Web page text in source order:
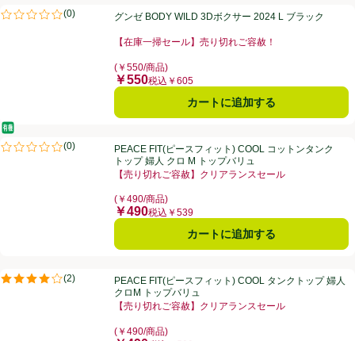
グンゼ BODY WILD 3Dボクサー 2024 L ブラック
(0)
評価は0件のレビューで5点中0.0点。グンゼ BODY WILD 3Dボクサー 2024 L ブラック
【在庫一掃セール】売り切れご容赦！
(￥550/商品)
価格
￥550税込￥605
カートに追加する
PEACE FIT(ピースフィット) COOL コットンタンクトップ 婦人 クロ
オーガニック/有機
(0)
評価は0件のレビューで5点中0.0点。PEACE FIT(ピースフィット) COOL コットンタンク
トップ 婦人 クロ M トップバリュ
【売り切れご容赦】クリアランスセール
(￥490/商品)
価格
￥490税込￥539
カートに追加する
PEACE FIT(ピースフィット) COOL タンクトップ 婦人 クロM トップ
(2)
評価は2件のレビューで5点中4.0点。PEACE FIT(ピースフィット) COOL タンクトップ 婦人
クロM トップバリュ
【売り切れご容赦】クリアランスセール
(￥490/商品)